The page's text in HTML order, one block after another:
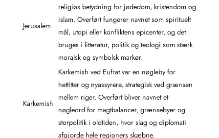
Jerusalem
religiøs betydning for jødedom, kristendom og
islam. Overført fungerer navnet som spirituelt
mål, utopi eller konfliktens epicenter, og det
bruges i litteratur, politik og teologi som stærk
moralsk og symbolsk markør.
Karkemish
Karkemish ved Eufrat var en nøgleby for
hettitter og nyassyrere, strategisk ved grænsen
mellem riger. Overført bliver navnet et
nøgleord for magtbalancer, grænsebyer og
storpolitik i oldtiden, hvor slag og diplomati
afgjorde hele regioners skæbne.